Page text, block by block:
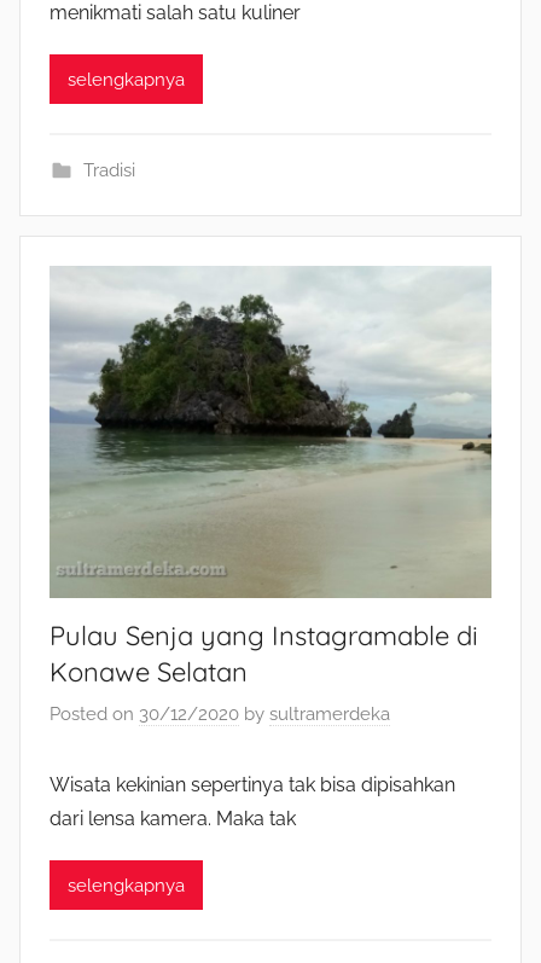
menikmati salah satu kuliner
selengkapnya
Tradisi
Pulau Senja yang Instagramable di
Konawe Selatan
Posted on 30/12/2020 by sultramerdeka
Wisata kekinian sepertinya tak bisa dipisahkan
dari lensa kamera. Maka tak
selengkapnya